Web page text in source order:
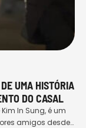
UMA HISTÓRIA
DO CASAL
In Sung, é um
amigos desde